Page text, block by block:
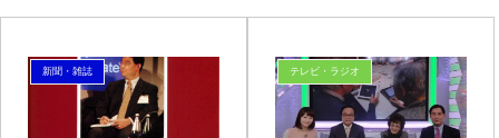
新聞・雑誌 テレビ・ラジオ